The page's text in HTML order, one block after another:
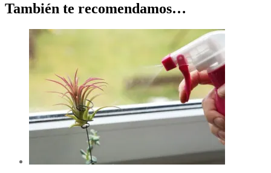
También te recomendamos…